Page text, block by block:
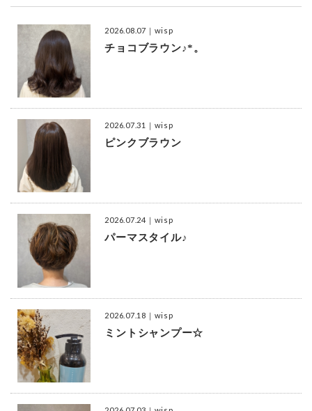
2026.08.07 ｜wisp
チョコブラウン♪*。
2026.07.31 ｜wisp
ピンクブラウン
2026.07.24 ｜wisp
パーマスタイル♪
2026.07.18 ｜wisp
ミントシャンプー☆